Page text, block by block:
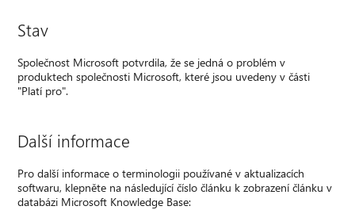
Stav
Společnost Microsoft potvrdila, že se jedná o problém v
produktech společnosti Microsoft, které jsou uvedeny v části
"Platí pro".
Další informace
Pro další informace o terminologii používané v aktualizacích
softwaru, klepněte na následující číslo článku k zobrazení článku v
databázi Microsoft Knowledge Base: